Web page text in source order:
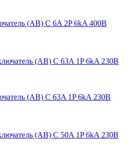
(АВ) C 6A 2P 6kA 400В
(АВ) C 63A 1P 6kA 230В